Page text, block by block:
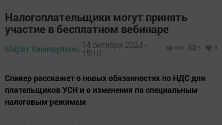
Налогоплательщики могут принять
участие в бесплатном вебинаре
Марат Хамидуллин, 14 октября 2024 -
15:10
563 0 0
Спикер расскажет о новых обязанностях по НДС для
плательщиков УСН и о изменения по специальным
налоговым режимам